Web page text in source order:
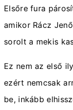
Elsőre fura
amikor Rácz
sorolt a mekis
Ez nem az első
ezért nemcsak
be, inkább